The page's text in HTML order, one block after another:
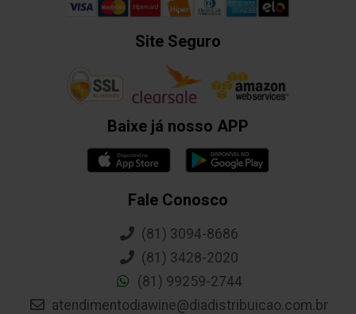
Site Seguro
Baixe já nosso APP
Fale Conosco
(81) 3094-8686
(81) 3428-2020
(81) 99259-2744
atendimentodiawine@diadistribuicao.com.br